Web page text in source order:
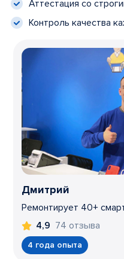
Аттестация со
Контроль качества
Дмитрий
Ремонтирует 40+
4,9 74 отзыва
4 года опыта